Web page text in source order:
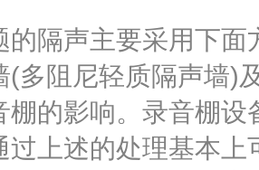
的隔声主要采用下
(多阻尼轻质隔声墙)
棚的影响。录音棚
过上述的处理基本